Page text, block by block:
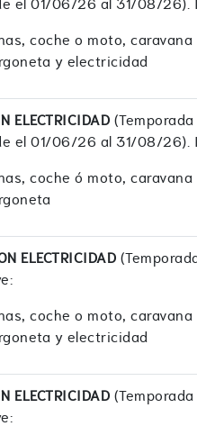
coche o moto,
y electricidad
ELECTRICIDAD
el 01/06/26 al 31/08/26).
coche ó moto,
ELECTRICIDAD
coche o moto,
y electricidad
ELECTRICIDAD